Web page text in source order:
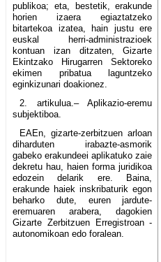
publikoa; eta, bestetik, erakunde
horien izaera egiaztatzeko
bitartekoa izatea, hain justu ere
euskal herri-administrazioek
kontuan izan ditzaten, Gizarte
Ekintzako Hirugarren Sektoreko
ekimen pribatua laguntzeko
eginkizunari doakionez.
2. artikulua.– Aplikazio-eremu
subjektiboa.
EAEn, gizarte-zerbitzuen arloan
diharduten irabazte-asmorik
gabeko erakundeei aplikatuko zaie
dekretu hau, haien forma juridikoa
edozein delarik ere. Baina,
erakunde haiek inskribaturik egon
beharko dute, euren jardute-
eremuaren arabera, dagokien
Gizarte Zerbitzuen Erregistroan -
autonomikoan edo foralean.